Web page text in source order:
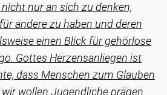
nur an sich zu denken,
andere zu haben und deren
einen Blick für gehörlose
Gottes Herzensanliegen ist
dass Menschen zum Glauben
wollen Jugendliche prägen